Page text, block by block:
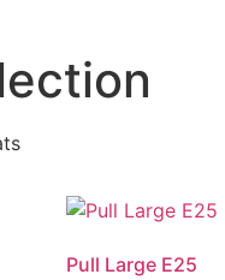
Pull Large E25